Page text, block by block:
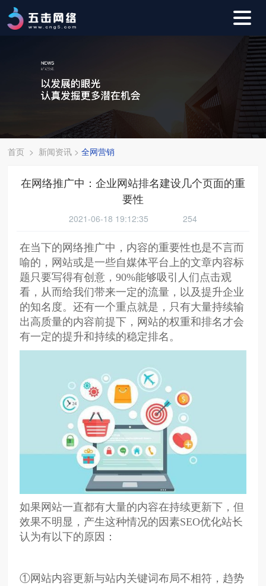
首页 > 新闻资讯 >全网营销
在网络推广中：企业网站排名建设几个页面的重
要性
2021-06-18 19:12:35 254
在当下的网络推广中，内容的重要性也是不言而
喻的，网站或是一些自媒体平台上的文章内容标
题只要写得有创意，90%能够吸引人们点击观
看，从而给我们带来一定的流量，以及提升企业
的知名度。还有一个重点就是，只有大量持续输
出高质量的内容前提下，网站的权重和排名才会
有一定的提升和持续的稳定排名。
如果网站一直都有大量的内容在持续更新下，但
效果不明显，产生这种情况的因素SEO优化站长
认为有以下的原因：
①网站内容更新与站内关键词布局不相符，趋势